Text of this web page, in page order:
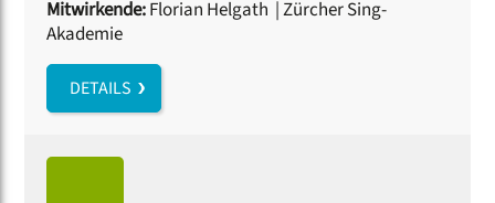
Mitwirkende:Florian Helgath |Zürcher Sing-
Akademie
DETAILS